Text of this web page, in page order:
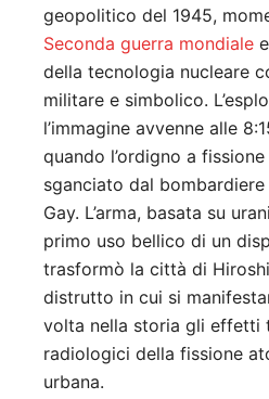
geopolitico del 1945,
Seconda guerra mondiale
della tecnologia nucleare
militare e simbolico.
l’immagine avvenne alle
quando l’ordigno a
sganciato dal bombardiere
Gay. L’arma, basata su
primo uso bellico di un
trasformò la città di
distrutto in cui si
volta nella storia gli effetti
radiologici della fissione
urbana.